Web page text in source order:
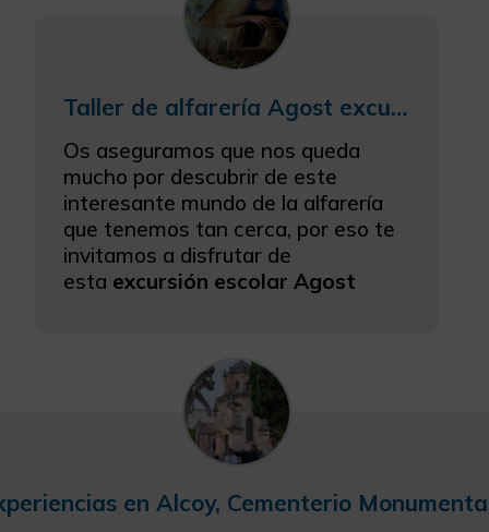
Taller de alfarería Agost excursión escolar
Os aseguramos que nos queda
mucho por descubrir de este
interesante mundo de la alfarería
que tenemos tan cerca, por eso te
invitamos a disfrutar de
esta excursión escolar Agost
en Alcoy, Cementerio